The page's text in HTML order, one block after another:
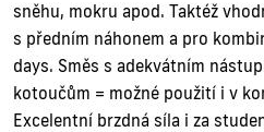
sněhu, mokru apod. Taktéž
s předním náhonem a pro
days. Směs s adekvátním
kotoučům = možné použití i v
Excelentní brzdná síla i za